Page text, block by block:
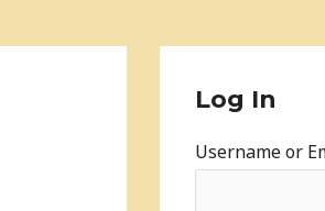
Log In
Username or